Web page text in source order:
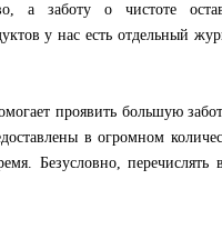
а заботу о чистоте
у нас есть отдельный
проявить большую
в огромном
Безусловно, перечислять